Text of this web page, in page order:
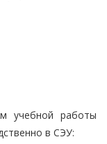
учебной работы
в СЭУ: